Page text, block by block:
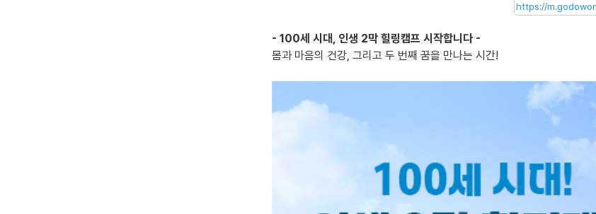
- 100세 시대, 인생 2막 힐링캠프 시작합니다 -
몸과 마음의 건강, 그리고 두 번째 꿈을 만나는 시간!